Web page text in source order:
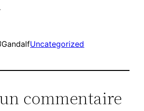
GandalfUncategorized
commentaire